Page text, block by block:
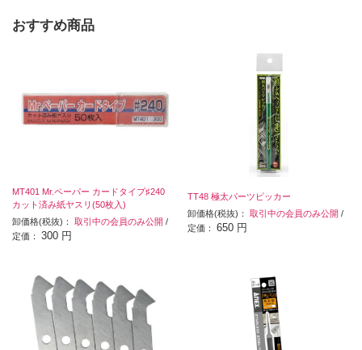
おすすめ商品
MT401 Mr.ペーパー カードタイプ♯240
カット済み紙ヤスリ(50枚入)
卸価格(税抜)： 取引中の会員のみ公開 /
定価： 300 円
TT48 極太パーツピッカー
卸価格(税抜)：取引中の会員のみ公開 /
定価：650 円